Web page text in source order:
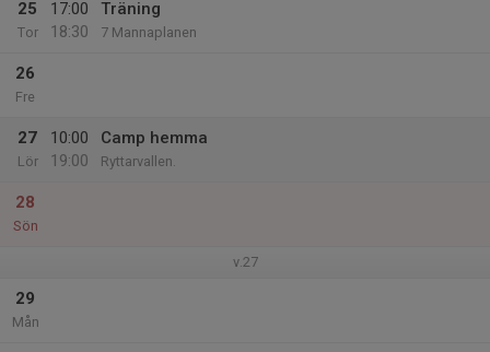
25
Tor
17:00
18:30
Träning
7 Mannaplanen
26
Fre
27
Lör
10:00
19:00
Camp hemma
Ryttarvallen.
28
Sön
v.27
29
Mån